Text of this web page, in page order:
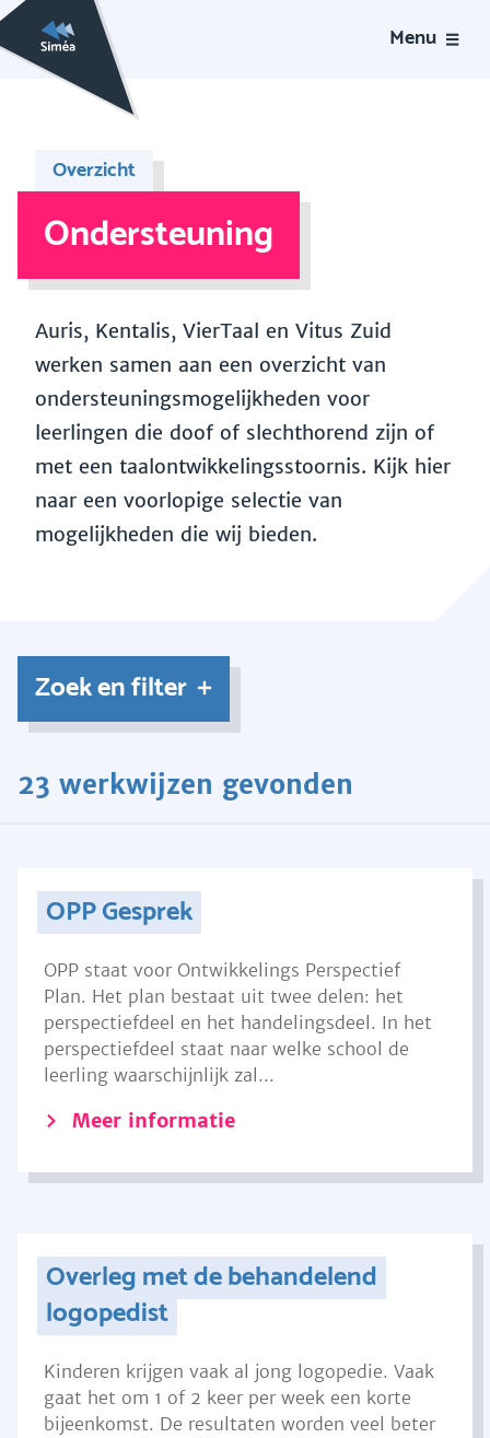
Menu
Overzicht
Ondersteuning
Auris, Kentalis, VierTaal en Vitus Zuid
werken samen aan een overzicht van
ondersteuningsmogelijkheden voor
leerlingen die doof of slechthorend zijn of
met een taalontwikkelingsstoornis. Kijk hier
naar een voorlopige selectie van
mogelijkheden die wij bieden.
Zoek en filter
23 werkwijzen gevonden
OPP Gesprek
OPP staat voor Ontwikkelings Perspectief
Plan. Het plan bestaat uit twee delen: het
perspectiefdeel en het handelingsdeel. In het
perspectiefdeel staat naar welke school de
leerling waarschijnlijk zal...
Meer informatie
Overleg met de behandelend
logopedist
Kinderen krijgen vaak al jong logopedie. Vaak
gaat het om 1 of 2 keer per week een korte
bijeenkomst. De resultaten worden veel beter